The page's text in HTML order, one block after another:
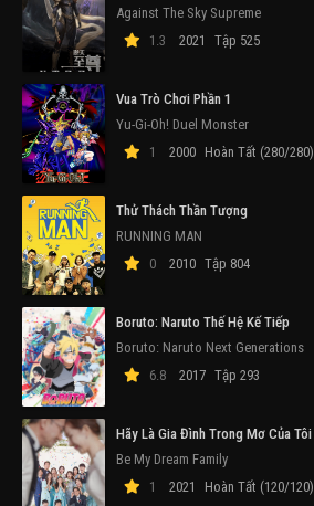
Against The Sky Supreme
1.3
2021 Tập 525
Vua Trò Chơi Phần 1
Yu-Gi-Oh! Duel Monster
1
2000 Hoàn Tất (280/280)
Thử Thách Thần Tượng
RUNNING MAN
0
2010 Tập 804
Boruto: Naruto Thế Hệ Kế Tiếp
Boruto: Naruto Next Generations
6.8
2017 Tập 293
Hãy Là Gia Đình Trong Mơ Của Tôi
Be My Dream Family
1
2021 Hoàn Tất (120/120)